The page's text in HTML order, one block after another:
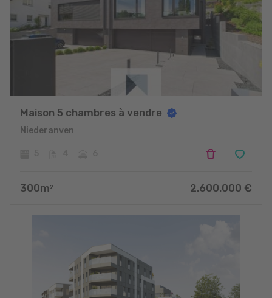
Maison 5 chambres à vendre
Niederanven
300m 2 2.600.000 €